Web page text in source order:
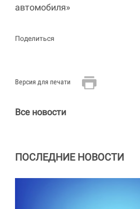
автомобиля»
Поделиться
Версия для печати
Все новости
ПОСЛЕДНИЕ НОВОСТИ